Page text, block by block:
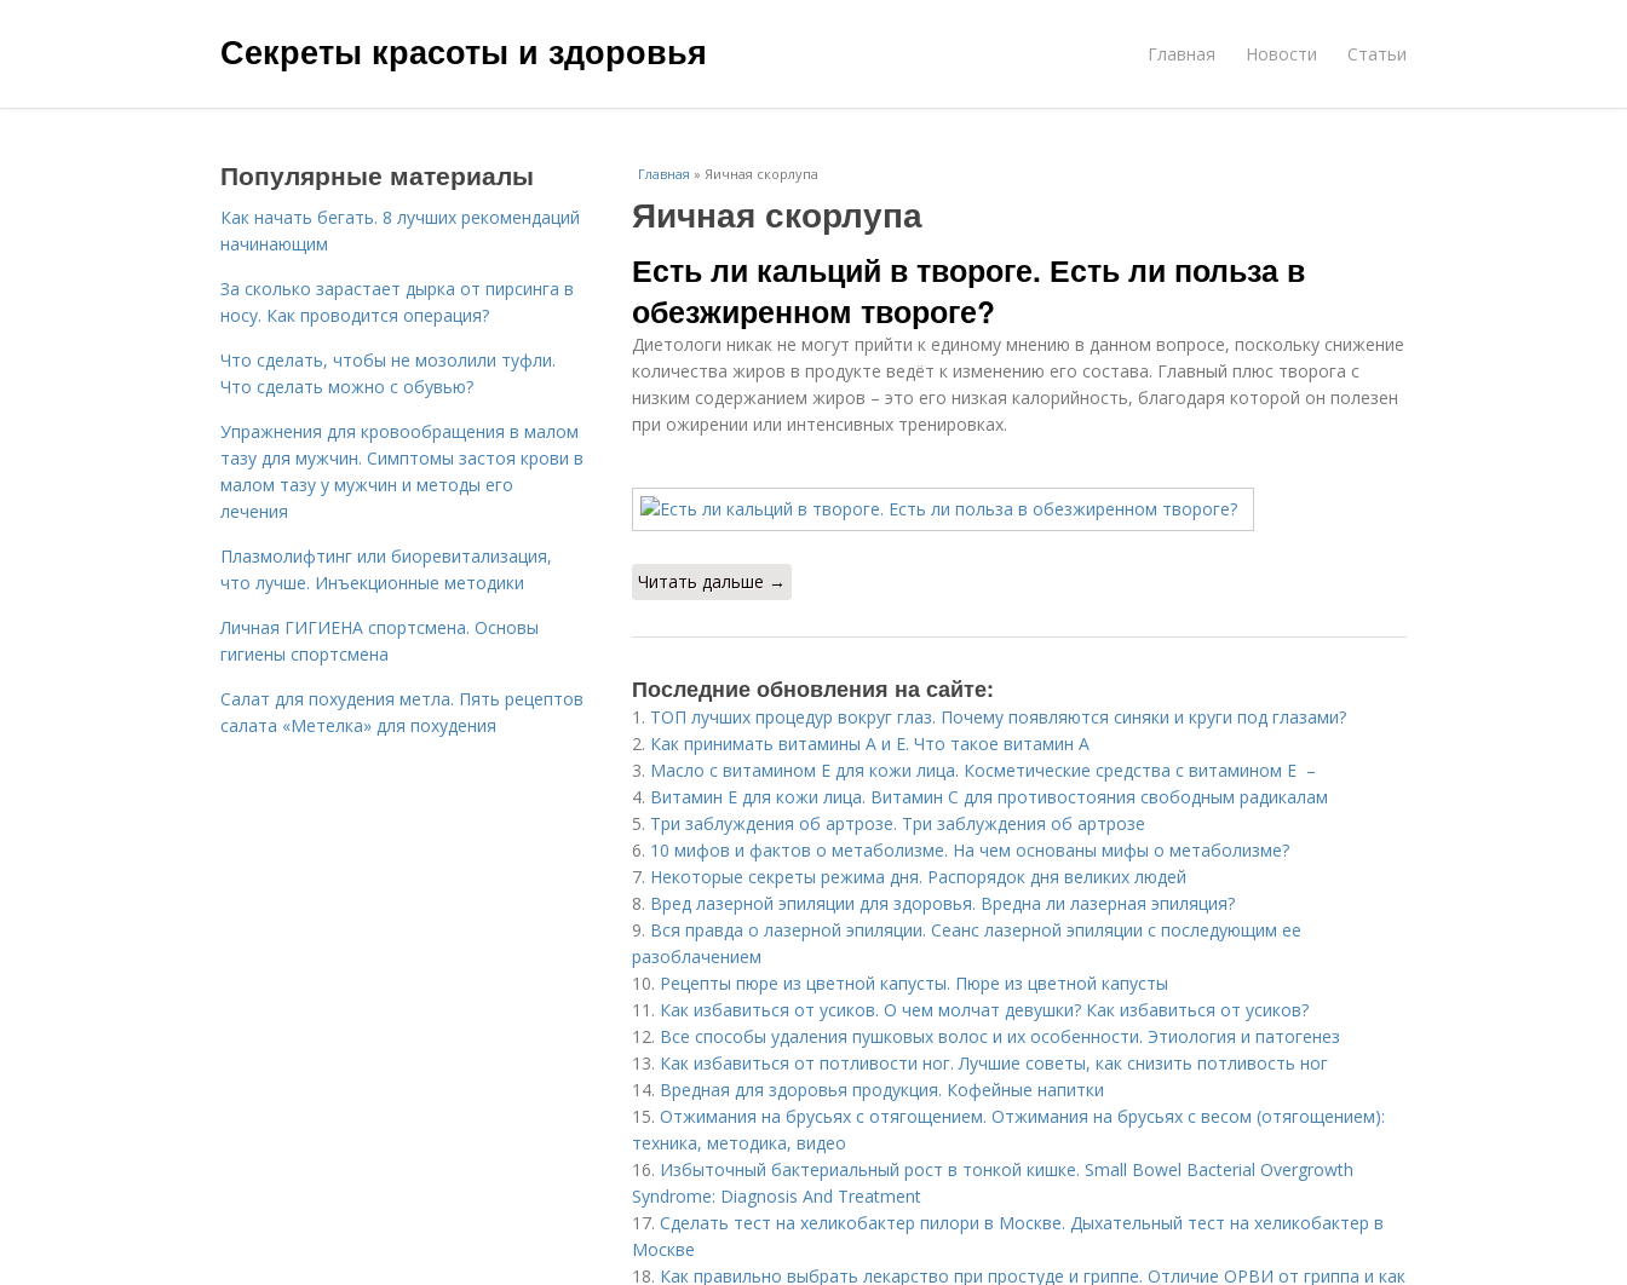
Секреты красоты и здоровья Главная Новости Статьи
Главная » Яичная скорлупа
Яичная скорлупа
Есть ли кальций в твороге. Есть ли польза в
обезжиренном твороге?
Диетологи никак не могут прийти к единому мнению в данном вопросе, поскольку снижение
количества жиров в продукте ведёт к изменению его состава. Главный плюс творога с
низким содержанием жиров – это его низкая калорийность, благодаря которой он полезен
при ожирении или интенсивных тренировках.
Читать дальше →
Последние обновления на сайте:
1. ТОП лучших процедур вокруг глаз. Почему появляются синяки и круги под глазами?
2. Как принимать витамины А и Е. Что такое витамин А
3. Масло с витамином Е для кожи лица. Косметические средства с витамином Е –
4. Витамин Е для кожи лица. Витамин С для противостояния свободным радикалам
5. Три заблуждения об артрозе. Три заблуждения об артрозе
6. 10 мифов и фактов о метаболизме. На чем основаны мифы о метаболизме?
7. Некоторые секреты режима дня. Распорядок дня великих людей
8. Вред лазерной эпиляции для здоровья. Вредна ли лазерная эпиляция?
9. Вся правда о лазерной эпиляции. Сеанс лазерной эпиляции с последующим ее
разоблачением
10. Рецепты пюре из цветной капусты. Пюре из цветной капусты
11. Как избавиться от усиков. О чем молчат девушки? Как избавиться от усиков?
12. Все способы удаления пушковых волос и их особенности. Этиология и патогенез
13. Как избавиться от потливости ног. Лучшие советы, как снизить потливость ног
14. Вредная для здоровья продукция. Кофейные напитки
15. Отжимания на брусьях с отягощением. Отжимания на брусьях с весом (отягощением):
техника, методика, видео
16. Избыточный бактериальный рост в тонкой кишке. Small Bowel Bacterial Overgrowth
Syndrome: Diagnosis And Treatment
17. Сделать тест на хеликобактер пилори в Москве. Дыхательный тест на хеликобактер в
Москве
18. Как правильно выбрать лекарство при простуде и гриппе. Отличие ОРВИ от гриппа и как
Популярные материалы
Как начать бегать. 8 лучших рекомендаций
начинающим
За сколько зарастает дырка от пирсинга в
носу. Как проводится операция?
Что сделать, чтобы не мозолили туфли.
Что сделать можно с обувью?
Упражнения для кровообращения в малом
тазу для мужчин. Симптомы застоя крови в
малом тазу у мужчин и методы его
лечения
Плазмолифтинг или биоревитализация,
что лучше. Инъекционные методики
Личная ГИГИЕНА спортсмена. Основы
гигиены спортсмена
Салат для похудения метла. Пять рецептов
салата «Метелка» для похудения